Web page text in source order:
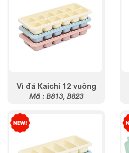
Vỉ đá Kaichi 12 vuông
Mã : B813, B823